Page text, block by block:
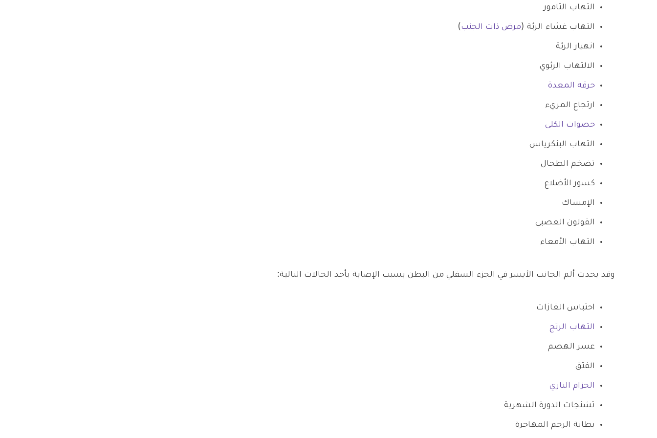
التهاب التامور
التهاب غشاء الرئة (مرض ذات الجنب)
انهيار الرئة
الالتهاب الرئوي
حرقة المعدة
ارتجاع المريء
حصوات الكلى
التهاب البنكرياس
تضخم الطحال
كسور الأضلاع
الإمساك
القولون العصبي
التهاب الأمعاء
وقد يحدث ألم الجانب الأيسر في الجزء السفلي من البطن بسبب الإصابة بأحد الحالات التالية:
احتباس الغازات
التهاب الرتج
عسر الهضم
الفتق
الحزام الناري
تشنجات الدورة الشهرية
بطانة الرحم المهاجرة